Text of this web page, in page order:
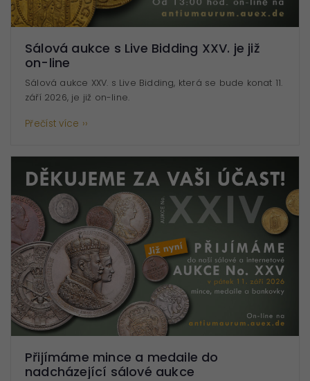
Sálová aukce s Live Bidding XXV. je již
on-line
Sálová aukce XXV. s Live Bidding, která se bude konat 11.
září 2026, je již on-line.
Přečíst více ››
Přijímáme mince a medaile do
nadcházející sálové aukce